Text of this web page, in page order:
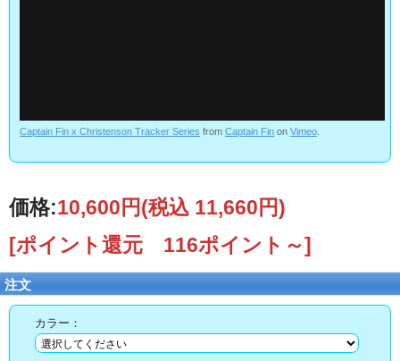
Captain Fin x Christenson Tracker Series from Captain Fin on Vimeo
価格:10,600円(税込 11,660円)
[ポイント還元 116ポイント～]
注文
カラー：